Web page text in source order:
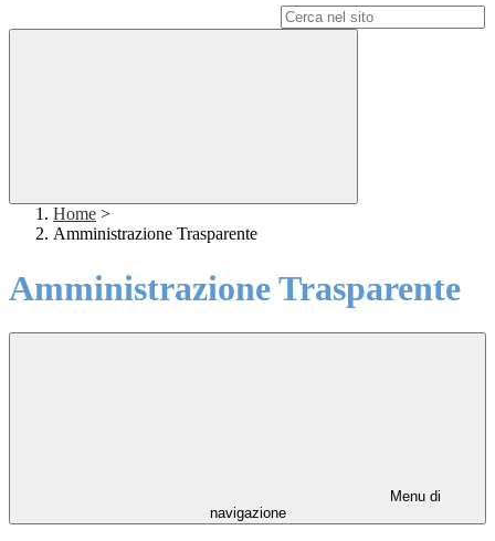
Home >
Amministrazione Trasparente
Amministrazione Trasparente
Menu di
navigazione